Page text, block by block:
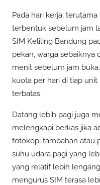
Pada hari kerja,
terbentuk sebelum jam
SIM Keliling Bandung
pekan, warga sebaiknya
menit sebelum jam
kuota per hari di tiap
terbatas.
Datang lebih pagi juga
melengkapi berkas jika
fotokopi tambahan atau
suhu udara pagi yang
yang relatif lebih
mengurus SIM terasa